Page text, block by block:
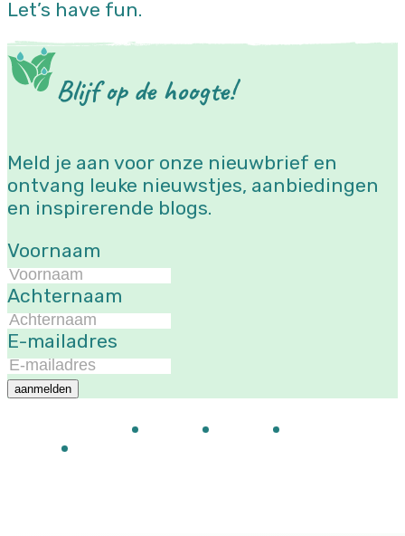
Let’s have fun.
Blijf op de hoogte!
Meld je aan voor onze nieuwbrief en
ontvang leuke nieuwstjes, aanbiedingen
en inspirerende blogs.
Voornaam
Achternaam
E-mailadres
aanmelden